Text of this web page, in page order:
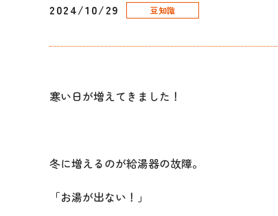
2024/10/29 豆知識
寒い日が増えてきました！
冬に増えるのが給湯器の故障。
「お湯が出ない！」